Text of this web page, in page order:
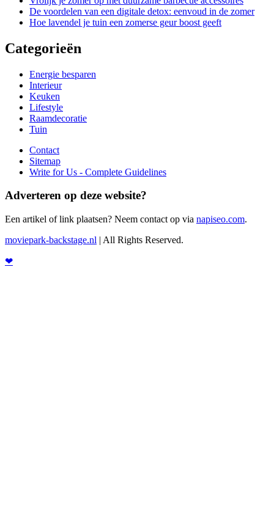
De voordelen van een digitale detox: eenvoud in de zomer
Hoe lavendel je tuin een zomerse geur boost geeft
Categorieën
Energie besparen
Interieur
Keuken
Lifestyle
Raamdecoratie
Tuin
Contact
Sitemap
Write for Us - Complete Guidelines
Adverteren op deze website?
Een artikel of link plaatsen? Neem contact op via napiseo.com.
moviepark-backstage.nl | All Rights Reserved.
❤